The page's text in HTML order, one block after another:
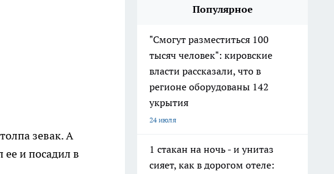
зевак. А
ее и посадил в
Популярное
"Смогут разместиться 100
тысяч человек": кировские
власти рассказали, что в
регионе оборудованы 142
укрытия
24 июля
1 стакан на ночь - и унитаз
сияет, как в дорогом отеле: